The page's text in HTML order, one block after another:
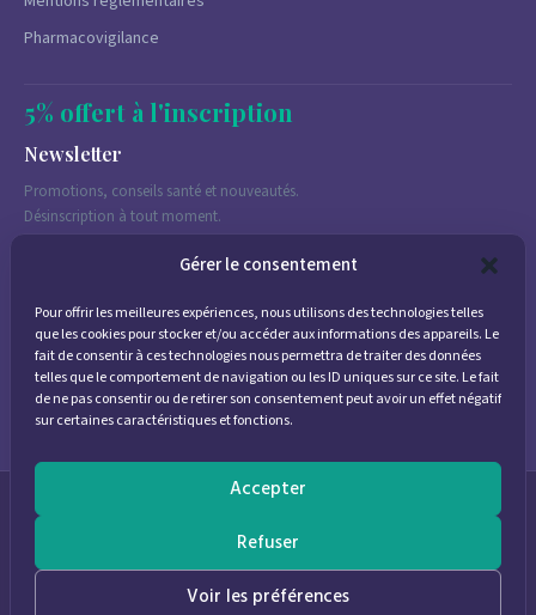
Gérer le consentement
Pour offrir les meilleures expériences, nous utilisons des technologies telles
que les cookies pour stocker et/ou accéder aux informations des appareils. Le
fait de consentir à ces technologies nous permettra de traiter des données
telles que le comportement de navigation ou les ID uniques sur ce site. Le fait
de ne pas consentir ou de retirer son consentement peut avoir un effet négatif
sur certaines caractéristiques et fonctions.
Accepter
Refuser
Voir les préférences
Pharmacovigilance
5% offert à l'inscription
Newsletter
Promotions, conseils santé et nouveautés.
Désinscription à tout moment.
J'accepte de recevoir des emails marketing conformément à la
politique de confidentialité
Parapharmacie Provence — Pharmacie des Bastides